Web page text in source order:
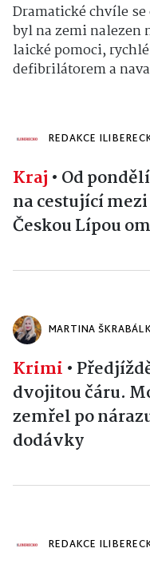
Dramatické chvíle
byl na zemi nalezen
laické pomoci,
defibrilátorem a
REDAKCE
Kraj • Od
na cestující
Českou Lípou
MARTINA
Krimi •
dvojitou čáru.
zemřel po
dodávky
REDAKCE